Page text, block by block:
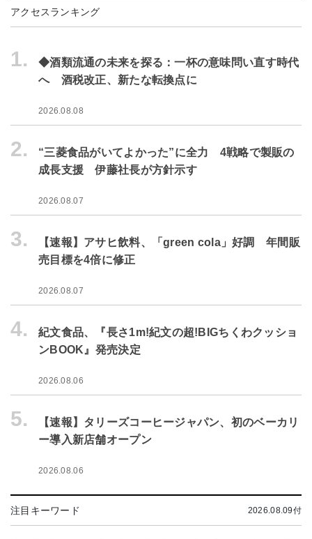
アクセスランキング
1.
◆酒類流通の未来を探る：一杯の意味問い直す時代
へ 酒税改正、新たな転換点に
2026.08.08
2.
“三菱食品がいてよかった”に全力 4戦略で製販の
成長支援 伊藤社長が方針示す
2026.08.07
3.
【速報】アサヒ飲料、「green cola」好調 年間販
売目標を4倍に修正
2026.08.07
4.
紀文食品、『長さ1m!紀文の超!BIGちくわクッショ
ンBOOK』発売決定
2026.08.06
5.
【速報】タリーズコーヒージャパン、初のベーカリ
ー導入新店舗オープン
2026.08.06
注目キーワード 2026.08.09付